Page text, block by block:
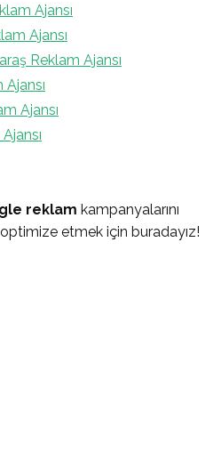
Ajansı
Ajansı
Reklam Ajansı
Ajansı
reklam kampanyalarını
etmek için buradayız!